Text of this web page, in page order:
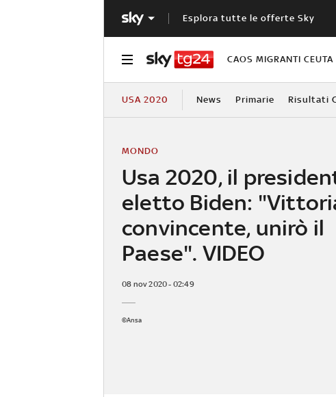
Esplora tutte le offerte Sky
CAOS MIGRANTI CEUTA
USA 2020 News Primarie Risultati
Usa 2020, il
eletto Biden:
convincente, unirò il
Paese". VIDEO
MONDO
08 nov 2020 - 02:49
©Ansa